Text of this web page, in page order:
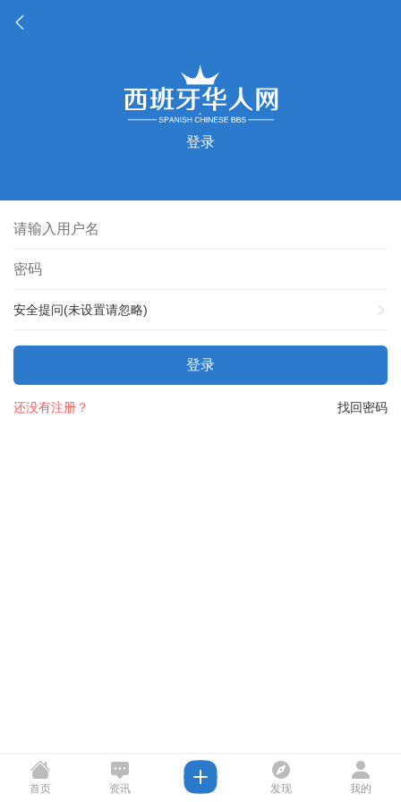
登录
安全提问(未设置请忽略)
登录
找回密码
还没有注册？
首页 资讯 发现 我的